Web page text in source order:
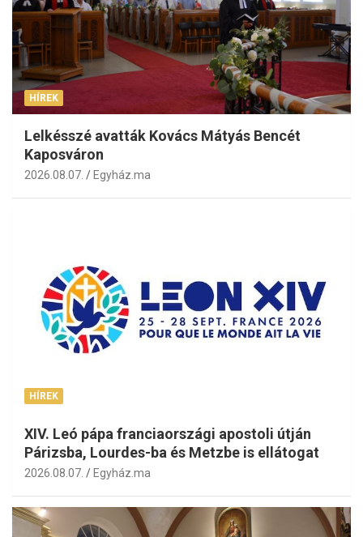
HÍREK
Lelkésszé avatták Kovács Mátyás Bencét
Kaposváron
2026.08.07. Egyház.ma
HÍREK
XIV. Leó pápa franciaországi apostoli útján
Párizsba, Lourdes-ba és Metzbe is ellátogat
2026.08.07. Egyház.ma